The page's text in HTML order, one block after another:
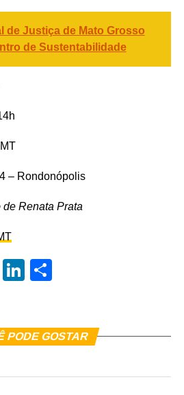
de Justiça de Mato Grosso
de Sustentabilidade
– Rondonópolis
de Renata Prata
Messenger
LinkedIn
PODE GOSTAR